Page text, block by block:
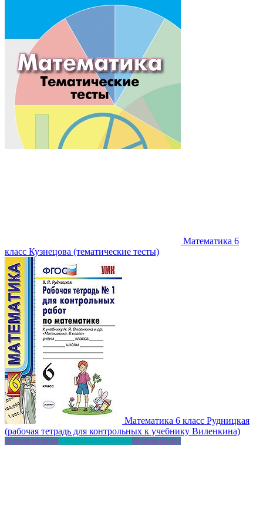
Математика 6
класс Кузнецова (тематические тесты)
Математика 6 класс Рудницкая
(рабочая тетрадь для контрольных к учебнику Виленкина)